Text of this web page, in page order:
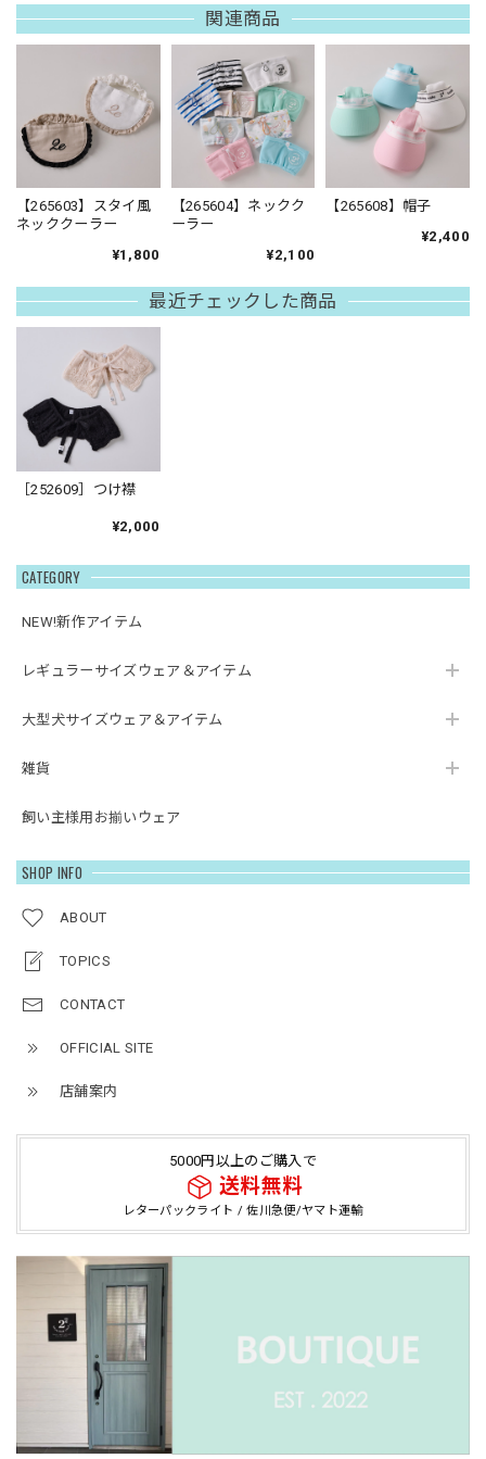
CATEGORY
NEW!新作アイテム
レギュラーサイズウェア＆アイテム
大型犬サイズウェア＆アイテム
雑貨
飼い主様用お揃いウェア
SHOP INFO
ABOUT
TOPICS
CONTACT
OFFICIAL SITE
店舗案内
5000円以上のご購入で
送料無料
レターパックライト / 佐川急便/ヤマト運輸
関連商品
【265603】スタイ風
ネッククーラー
¥1,800
【265604】ネックク
ーラー
¥2,100
【265608】帽子
¥2,400
最近チェックした商品
［252609］つけ襟
¥2,000